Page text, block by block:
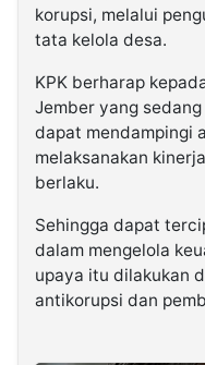
korupsi, melalui
tata kelola desa.
KPK berharap
Jember yang
dapat mendampingi
melaksanakan
berlaku.
Sehingga dapat
dalam mengelola
upaya itu dilakukan
antikorupsi dan